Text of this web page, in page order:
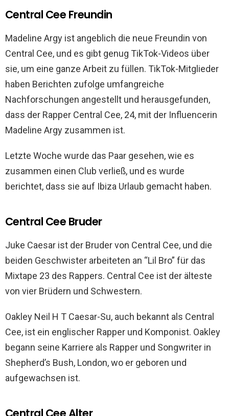
Central Cee Freundin
Madeline Argy ist angeblich die neue Freundin von
Central Cee, und es gibt genug TikTok-Videos über
sie, um eine ganze Arbeit zu füllen. TikTok-Mitglieder
haben Berichten zufolge umfangreiche
Nachforschungen angestellt und herausgefunden,
dass der Rapper Central Cee, 24, mit der Influencerin
Madeline Argy zusammen ist.
Letzte Woche wurde das Paar gesehen, wie es
zusammen einen Club verließ, und es wurde
berichtet, dass sie auf Ibiza Urlaub gemacht haben.
Central Cee Bruder
Juke Caesar ist der Bruder von Central Cee, und die
beiden Geschwister arbeiteten an “Lil Bro” für das
Mixtape 23 des Rappers. Central Cee ist der älteste
von vier Brüdern und Schwestern.
Oakley Neil H T Caesar-Su, auch bekannt als Central
Cee, ist ein englischer Rapper und Komponist. Oakley
begann seine Karriere als Rapper und Songwriter in
Shepherd’s Bush, London, wo er geboren und
aufgewachsen ist.
Central Cee Alter